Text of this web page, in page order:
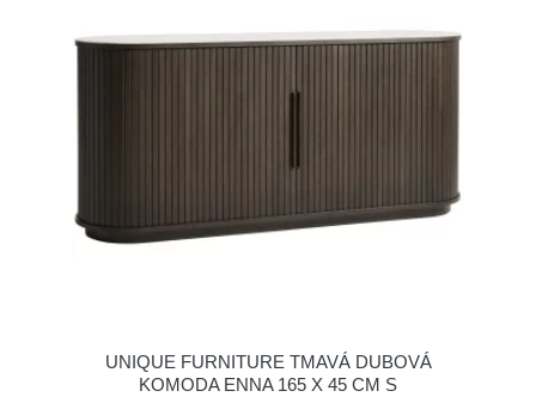
UNIQUE FURNITURE TMAVÁ DUBOVÁ
KOMODA ENNA 165 X 45 CM S